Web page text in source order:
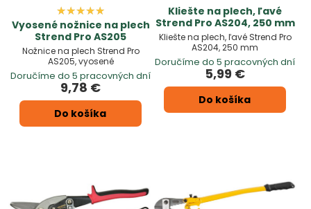
Vyosené nožnice na plech
Strend Pro AS205
Nožnice na plech Strend Pro
AS205, vyosené
Doručíme do 5 pracovných dní
9,78 €
Do košíka
Kliešte na plech, ľavé
Strend Pro AS204, 250 mm
Kliešte na plech, ľavé Strend Pro
AS204, 250 mm
Doručíme do 5 pracovných dní
5,99 €
Do košíka